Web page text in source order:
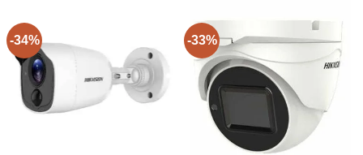
-34% -33%